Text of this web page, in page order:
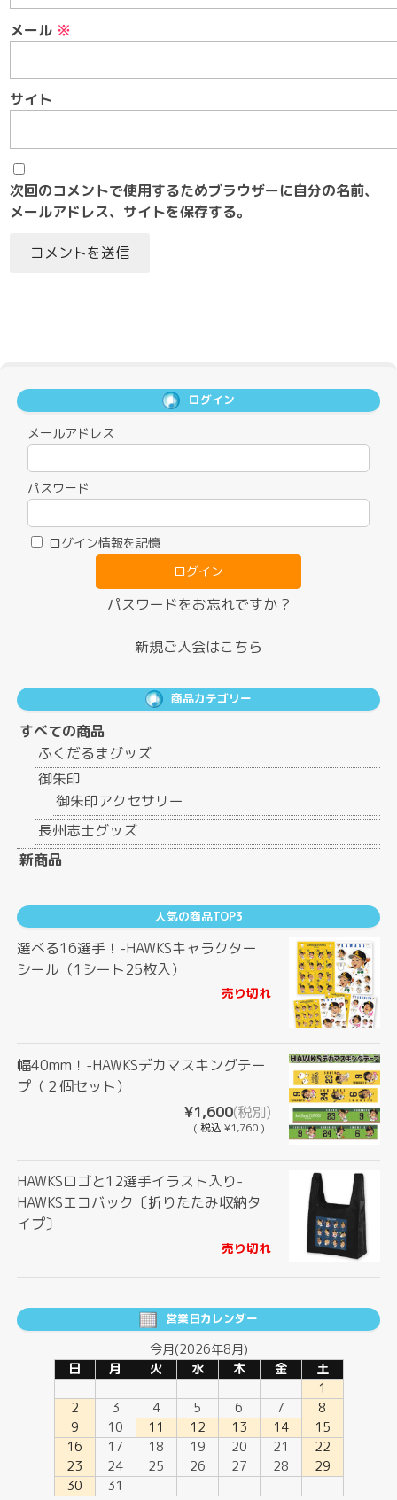
メール ※
サイト
次回のコメントで使用するためブラウザーに自分の名前、
メールアドレス、サイトを保存する。
ログイン
メールアドレス
パスワード
ログイン情報を記憶
パスワードをお忘れですか ?
新規ご入会はこちら
商品カテゴリー
すべての商品
ふくだるまグッズ
御朱印
御朱印アクセサリー
長州志士グッズ
新商品
人気の商品TOP3
選べる16選手！-HAWKSキャラクター
シール（1シート25枚入）
売り切れ
幅40mm！-HAWKSデカマスキングテー
プ（２個セット）
¥1,600(税別)
( 税込 ¥1,760 )
HAWKSロゴと12選手イラスト入り-
HAWKSエコバック〔折りたたみ収納タ
イプ〕
売り切れ
営業日カレンダー
今月(2026年8月)
日
月 火 水 木 金
土
1
2
3 4 5 6 7
8
9
10 11 12 13 14
15
16
17 18 19 20 21
22
23
24 25 26 27 28
29
30
31